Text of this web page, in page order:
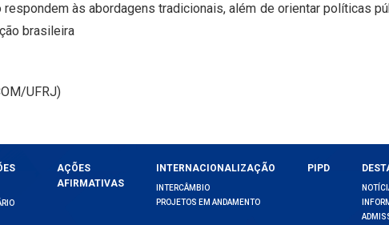
às abordagens tradicionais, além de orientar políticas
brasileira
UFRJ)
AÇÕES
AFIRMATIVAS
INTERNACIONALIZAÇÃO
INTERCÂMBIO
PROJETOS EM ANDAMENTO
PIPD